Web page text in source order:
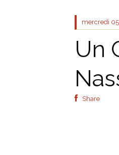
mercredi 05
Un
Share